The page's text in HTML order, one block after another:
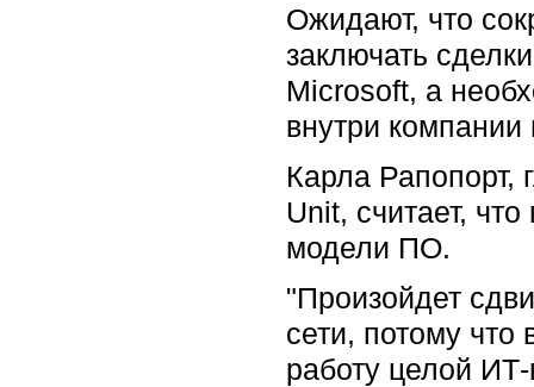
Ожидают, что
заключать
Microsoft, а
внутри компании
Карла Рапопорт,
Unit, считает,
модели ПО.
"Произойдет
сети, потому что
работу целой